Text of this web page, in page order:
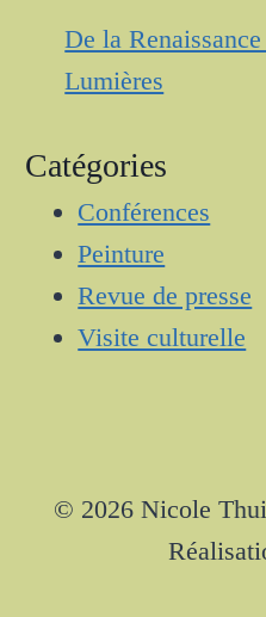
De la
Lumières
Catégories
Conférences
Peinture
Revue de presse
Visite culturelle
© 2026 Nicole